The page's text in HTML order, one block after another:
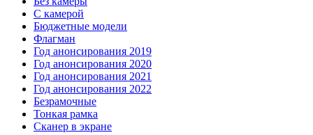
С камерой
Бюджетные модели
Флагман
Год анонсирования 2019
Год анонсирования 2020
Год анонсирования 2021
Год анонсирования 2022
Безрамочные
Тонкая рамка
Сканер в экране